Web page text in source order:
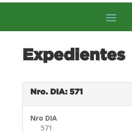
Expedientes
Nro. DIA: 571
Nro DIA
571